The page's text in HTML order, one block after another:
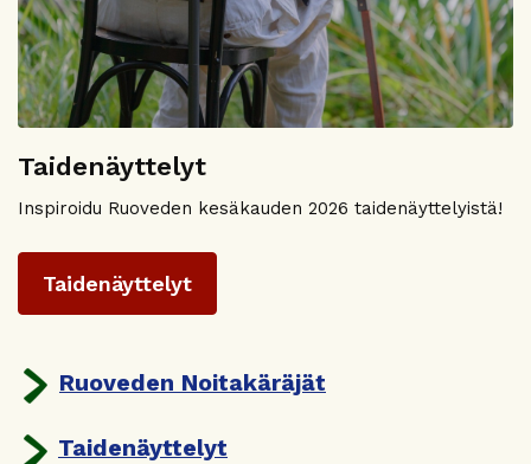
Taidenäyttelyt
Inspiroidu Ruoveden kesäkauden 2026 taidenäyttelyistä!
Taidenäyttelyt
Ruoveden Noitakäräjät
Taidenäyttelyt